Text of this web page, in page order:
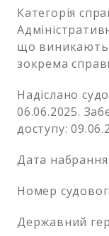
Категорія
що виникають
зокрема
Надіслано
06.06.2025.
доступу:
Дата набрання
Номер
Державний